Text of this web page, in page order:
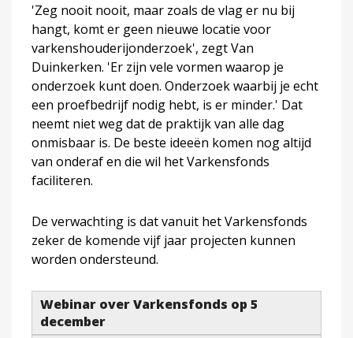
'Zeg nooit nooit, maar zoals de vlag er nu bij
hangt, komt er geen nieuwe locatie voor
varkenshouderijonderzoek', zegt Van
Duinkerken. 'Er zijn vele vormen waarop je
onderzoek kunt doen. Onderzoek waarbij je echt
een proefbedrijf nodig hebt, is er minder.' Dat
neemt niet weg dat de praktijk van alle dag
onmisbaar is. De beste ideeën komen nog altijd
van onderaf en die wil het Varkensfonds
faciliteren.
De verwachting is dat vanuit het Varkensfonds
zeker de komende vijf jaar projecten kunnen
worden ondersteund.
Webinar over Varkensfonds op 5
december